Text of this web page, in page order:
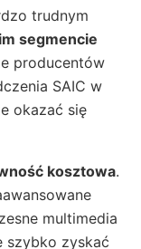
trudnym
segmencie
producentów
SAIC w
okazać się
kosztowa.
multimedia
szybko zyskać